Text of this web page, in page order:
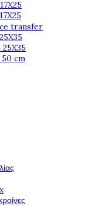
transfer
cm